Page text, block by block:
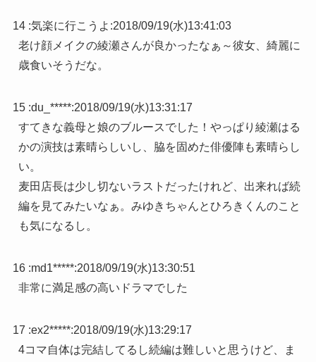
14 :気楽に行こうよ :2018/09/19(水)13:41:03
老け顔メイクの綾瀬さんが良かったなぁ～彼女、綺麗に
歳食いそうだな。
15 :du_*****:2018/09/19(水)13:31:17
すてきな義母と娘のブルースでした！やっぱり綾瀬はる
かの演技は素晴らしいし、脇を固めた俳優陣も素晴らし
い。
麦田店長は少し切ないラストだったけれど、出来れば続
編を見てみたいなぁ。みゆきちゃんとひろきくんのこと
も気になるし。
16 :md1*****:2018/09/19(水)13:30:51
非常に満足感の高いドラマでした
17 :ex2*****:2018/09/19(水)13:29:17
4コマ自体は完結してるし続編は難しいと思うけど、ま